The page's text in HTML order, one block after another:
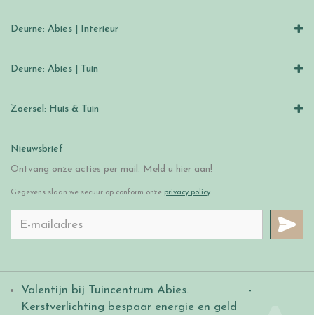
Deurne: Abies | Interieur
Deurne: Abies | Tuin
Zoersel: Huis & Tuin
Nieuwsbrief
Ontvang onze acties per mail. Meld u hier aan!
Gegevens slaan we secuur op conform onze privacy policy.
Valentijn bij Tuincentrum Abies.
-
Kerstverlichting bespaar energie en geld